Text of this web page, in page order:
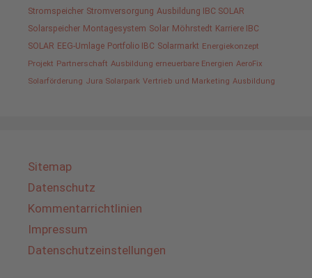
Stromspeicher Stromversorgung Ausbildung IBC SOLAR
Solarspeicher Montagesystem Solar Möhrstedt Karriere IBC
SOLAR EEG-Umlage Portfolio IBC Solarmarkt Energiekonzept
Projekt Partnerschaft Ausbildung erneuerbare Energien AeroFix
Solarförderung Jura Solarpark Vertrieb und Marketing Ausbildung
Sitemap
Datenschutz
Kommentarrichtlinien
Impressum
Datenschutzeinstellungen